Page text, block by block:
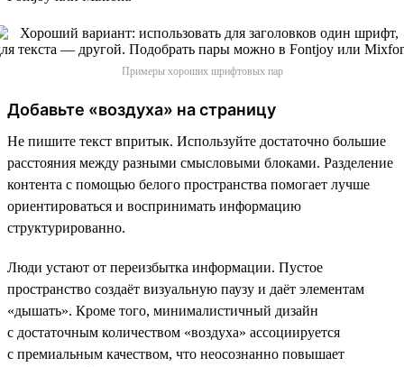
Примеры хороших шрифтовых пар
Добавьте «воздуха» на страницу
Не пишите текст впритык. Используйте достаточно большие
расстояния между разными смысловыми блоками. Разделение
контента с помощью белого пространства помогает лучше
ориентироваться и воспринимать информацию
структурированно.
Люди устают от переизбытка информации. Пустое
пространство создаёт визуальную паузу и даёт элементам
«дышать». Кроме того, минималистичный дизайн
с достаточным количеством «воздуха» ассоциируется
с премиальным качеством, что неосознанно повышает